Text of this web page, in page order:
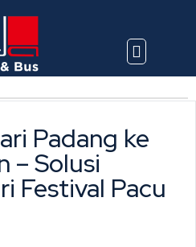
Padang ke
– Solusi
Festival Pacu